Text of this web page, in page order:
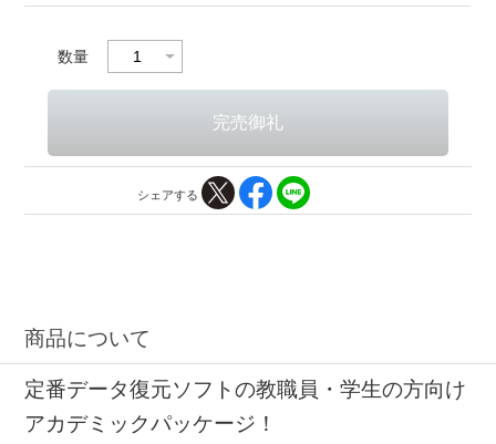
数量
シェアする
商品について
定番データ復元ソフトの教職員・学生の方向け
アカデミックパッケージ！